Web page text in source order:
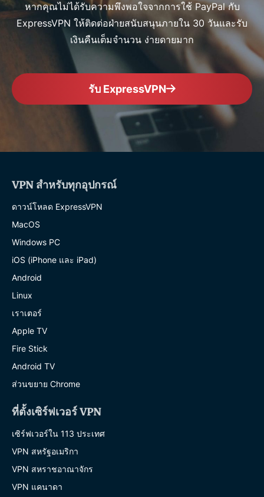
หากคุณไม่ได้รับความพึงพอใจจากการใช้ PayPal กับ
ExpressVPN ให้ติดต่อฝ่ายสนับสนุนภายใน 30 วันและรับ
เงินคืนเต็มจำนวน ง่ายดายมาก
รับ ExpressVPN
VPN สำหรับทุกอุปกรณ์
ดาวน์โหลด ExpressVPN
MacOS
Windows PC
iOS (iPhone และ iPad)
Android
Linux
เราเตอร์
Apple TV
Fire Stick
Android TV
ส่วนขยาย Chrome
ที่ตั้งเซิร์ฟเวอร์ VPN
เซิร์ฟเวอร์ใน 113 ประเทศ
VPN สหรัฐอเมริกา
VPN สหราชอาณาจักร
VPN แคนาดา